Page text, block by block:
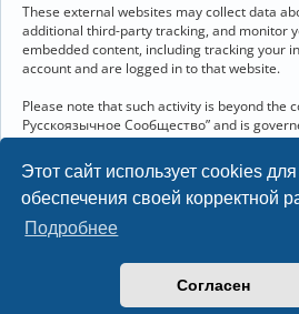
Этот сайт использует cookies для
обеспечения своей корректной
Подробнее
Согласен
These external websites may collect data
additional third-party tracking, and monitor
embedded content, including tracking your
account and are logged in to that website.
Please note that such activity is beyond the
Русскоязычное Сообщество” and is
and terms of service of the respective
you to review the privacy and cookie
you interact with through embedded content.
Linux 6.18.40-1-lts x86_64 GNU/Linux 2026-
Название и логотип Arch Linux ™ являются
Linux ® — зарегистрированная торговая